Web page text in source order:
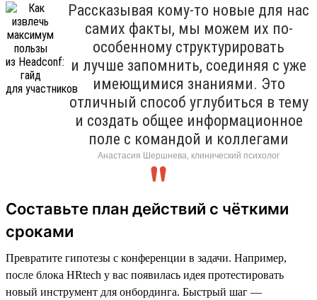
Рассказывая кому-то новые для нас
самих факты, мы можем их по-
особенному структурировать
и лучше запомнить, соединяя с уже
имеющимися знаниями. Это
отличный способ углубиться в тему
и создать общее информационное
поле с командой и коллегами
Анастасия Шершнева, клинический психолог
Составьте план действий с чёткими
сроками
Превратите гипотезы с конференции в задачи. Например,
после блока HRtech у вас появилась идея протестировать
новый инструмент для онбординга. Быстрый шаг —